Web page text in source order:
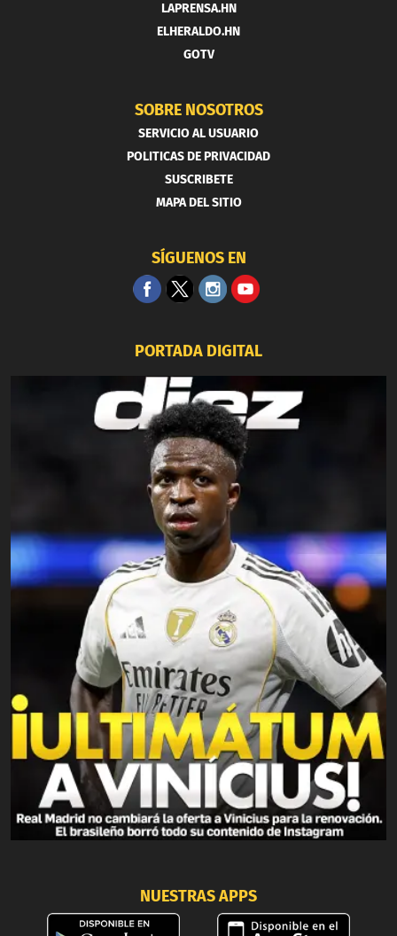
LAPRENSA.HN
ELHERALDO.HN
GOTV
SOBRE NOSOTROS
SERVICIO AL USUARIO
POLITICAS DE PRIVACIDAD
SUSCRIBETE
MAPA DEL SITIO
SÍGUENOS EN
PORTADA DIGITAL
NUESTRAS APPS